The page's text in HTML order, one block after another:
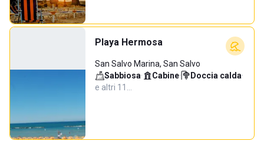
Playa Hermosa
San Salvo Marina, San Salvo
Sabbiosa· Cabine· Doccia calda·
e altri 11…